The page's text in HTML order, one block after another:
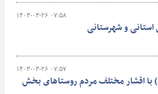
۱۴۰۳-۰۳-۲۶ ۰۷:۵۸
و شهرستانی
۱۴۰۳-۰۳-۲۶ ۰۷:۵۷
با اقشار مختلف مردم روستاهای بخش